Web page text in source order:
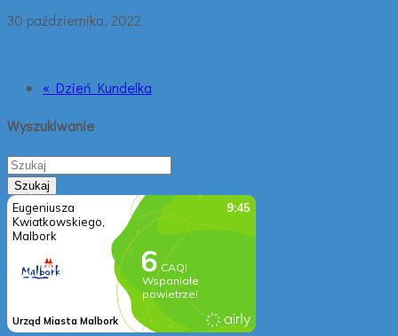
30 października, 2022
« Dzień Kundelka
Wyszukiwanie